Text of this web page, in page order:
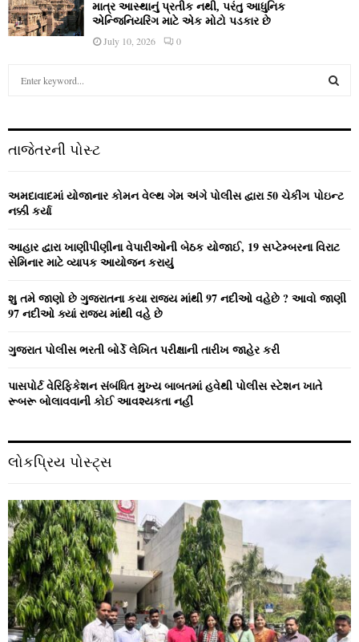
માત્ર આસ્થાનું પ્રતીક નથી, પરંતુ આધુનિક
એન્જિનિયરિંગ માટે એક મોટો પડકાર છે
July 10, 2026 0
h
o
r
C
તાજેતરની પોસ્ટ
અમદાવાદમાં યોજાનાર કોમન વેલ્‍થ ગેમ અંગે પોલીસ દ્વારા 50 ચેકીંગ પોઇન્‍ટ
નક્કી કર્યા
આહાર દ્વારા ખાણીપીણીના વેપારીઓની બેઠક યોજાઈ, 19 સપ્ટેમ્બરના વિરાટ
સેમિનાર માટે વ્યાપક આયોજન કરાયું
શુ તમે જાણો છે ગુજરાતના કયા રાજ્ય માંથી 97 નદીઓ વહેછે ? આવો જાણી
97 નદીઓ ક્યાં રાજ્ય માંથી વહે છે
ગુજરાત પોલીસ ભરતી બોર્ડે લેખિત પરીક્ષાની તારીખ જાહેર કરી
પાસપોર્ટ વેરિફિકેશન સંબંધિત મુખ્ય બાબતમાં હવેથી પોલીસ સ્ટેશન ખાતે
રૂબરૂ બોલાવવાની કોઈ આવશ્યકતા નહીં
લોકપ્રિય પોસ્ટ્સ